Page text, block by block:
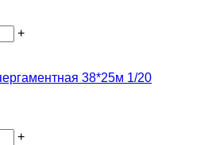
+
38*25м 1/20
+